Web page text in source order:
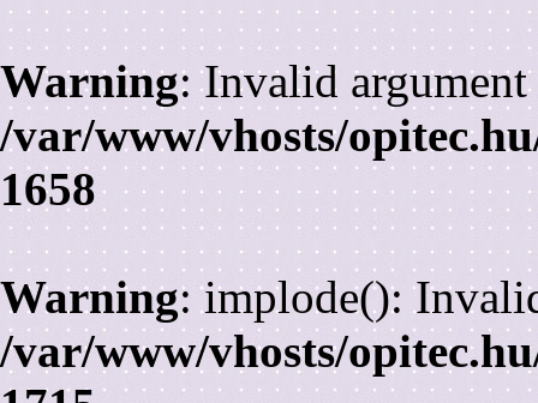
Warning: Invalid
/var/www/vhosts/
1658
Warning: implode():
/var/www/vhosts/